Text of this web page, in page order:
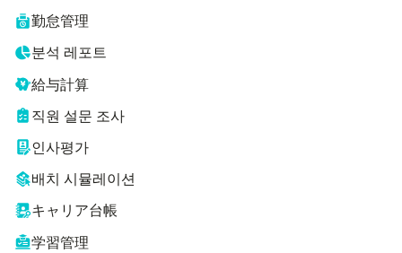
勤怠管理
분석 레포트
給与計算
직원 설문 조사
인사평가
배치 시뮬레이션
キャリア台帳
学習管理